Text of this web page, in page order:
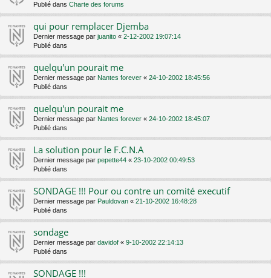
Publié dans Charte des forums
qui pour remplacer Djemba
Dernier message par juanito « 2-12-2002 19:07:14
Publié dans
quelqu'un pourait me
Dernier message par Nantes forever « 24-10-2002 18:45:56
Publié dans
quelqu'un pourait me
Dernier message par Nantes forever « 24-10-2002 18:45:07
Publié dans
La solution pour le F.C.N.A
Dernier message par pepette44 « 23-10-2002 00:49:53
Publié dans
SONDAGE !!! Pour ou contre un comité executif
Dernier message par Pauldovan « 21-10-2002 16:48:28
Publié dans
sondage
Dernier message par davidof « 9-10-2002 22:14:13
Publié dans
SONDAGE !!!